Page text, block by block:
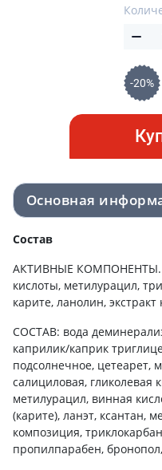
-20%
Основная
Состав
АКТИВНЫЕ КОМПОНЕНТЫ.
кислоты, метилурацил,
карите, ланолин, экстракт
СОСТАВ: вода
каприлик/каприк
подсолнечное, цетеарет,
салициловая, гликолевая
метилурацил, винная
(карите), ланэт, ксантан,
композиция,
пропилпарабен,